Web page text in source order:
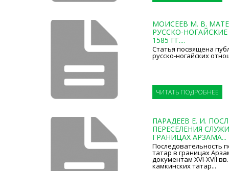
МОИСЕЕВ М. В.
РУССКО-
1585 ГГ....
Статья посвящена
русско-ногайских
ЧИТАТЬ ПОДРОБНЕЕ
ПАРАДЕЕВ Е. И.
ПЕРЕСЕЛЕНИЯ
ГРАНИЦАХ АРЗАМА...
Последовательность
татар в границах
документам XVI-XVII
камкинских татар...